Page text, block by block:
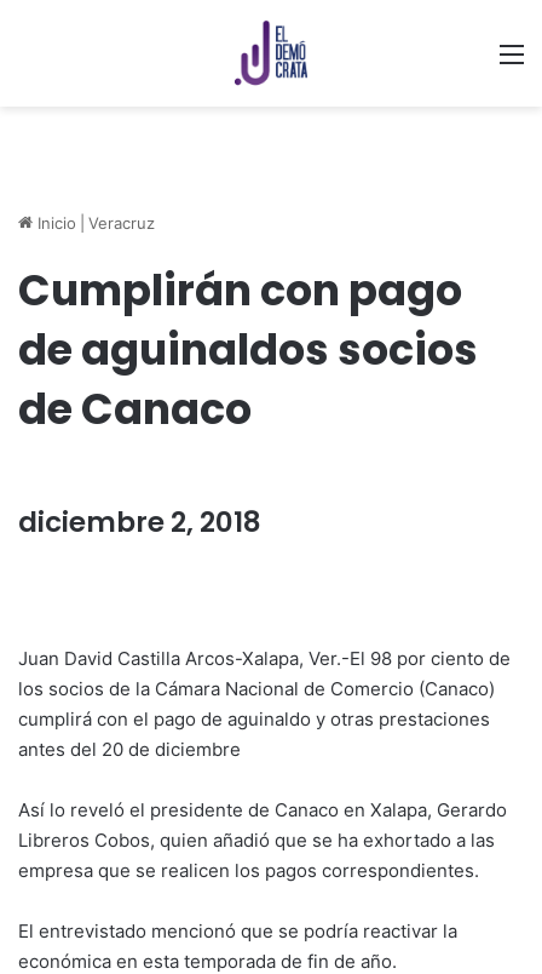
Inicio Veracruz
Cumplirán con pago
de aguinaldos socios
de Canaco
diciembre 2, 2018
Juan David Castilla Arcos-Xalapa, Ver.-El 98 por ciento de
los socios de la Cámara Nacional de Comercio (Canaco)
cumplirá con el pago de aguinaldo y otras prestaciones
antes del 20 de diciembre
Así lo reveló el presidente de Canaco en Xalapa, Gerardo
Libreros Cobos, quien añadió que se ha exhortado a las
empresa que se realicen los pagos correspondientes.
El entrevistado mencionó que se podría reactivar la
económica en esta temporada de fin de año.